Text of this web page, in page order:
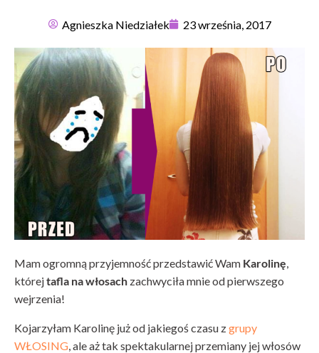
Agnieszka Niedziałek 23 września, 2017
Mam ogromną przyjemność przedstawić Wam Karolinę
którejtafla na włosach zachwyciła mnie od pierwszego
wejrzenia!
Kojarzyłam Karolinę już od jakiegoś czasu zgrupy
WŁOSING , ale aż tak spektakularnej przemiany jej włosów